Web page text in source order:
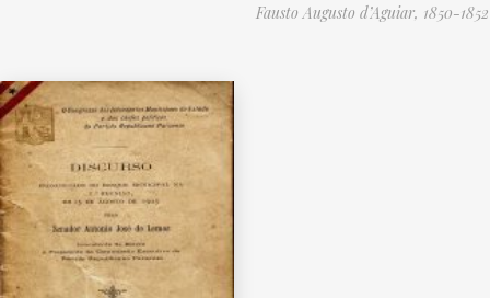
Fausto Augusto d’Aguiar, 1850-1852